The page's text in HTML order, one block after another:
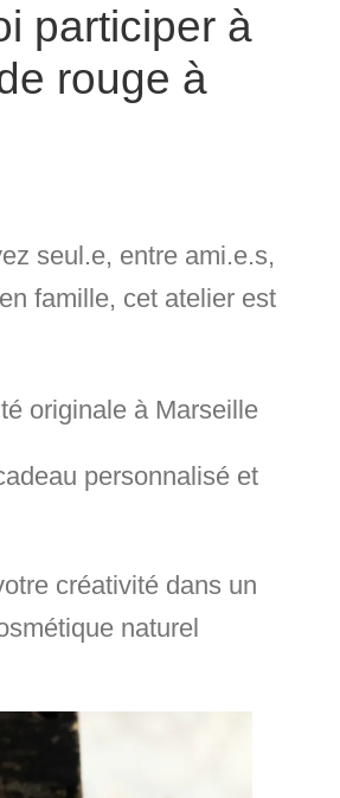
participer à
rouge à
seul.e, entre ami.e.s,
famille, cet atelier est
originale à Marseille
personnalisé et
créativité dans un
naturel